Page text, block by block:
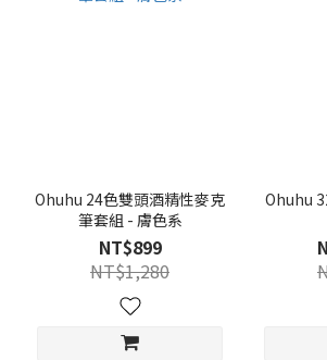
Ohuhu 24色雙頭酒精性麥克
筆套組 - 膚色系
NT$899
NT$1,280
Ohuhu